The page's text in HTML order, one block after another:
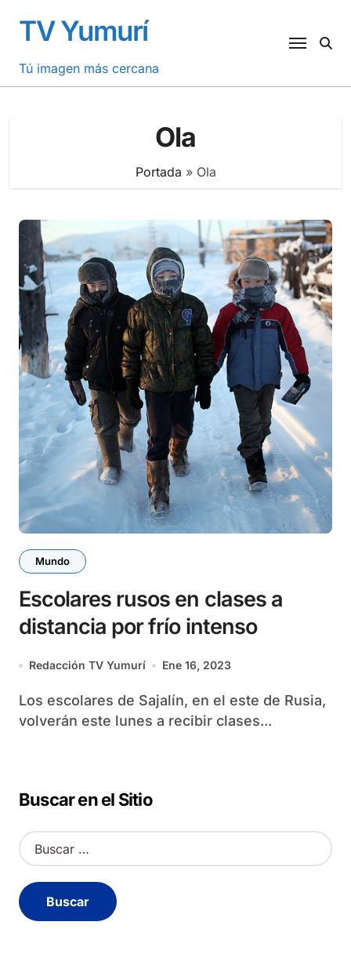
contenido
TV Yumurí
Tú imagen más cercana
Ola
Portada » Ola
Mundo
Escolares rusos en clases a
distancia por frío intenso
Redacción TV Yumurí Ene 16, 2023
Los escolares de Sajalín, en el este de Rusia,
volverán este lunes a recibir clases...
Buscar en el Sitio
B
u
c
a